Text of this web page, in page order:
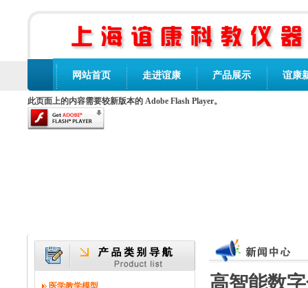
网站首页 走进谊康 产品展示 谊康
此页面上的内容需要较新版本的 Adobe Flash Player。
医学教学模型
高智能数